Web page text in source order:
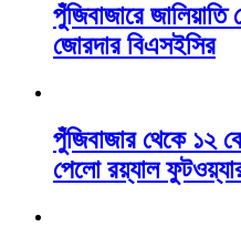
পুঁজিবাজারে জালিয়াতি
জোরদার বিএসইসির
পুঁজিবাজার থেকে ১২
পেলো রয়্যাল